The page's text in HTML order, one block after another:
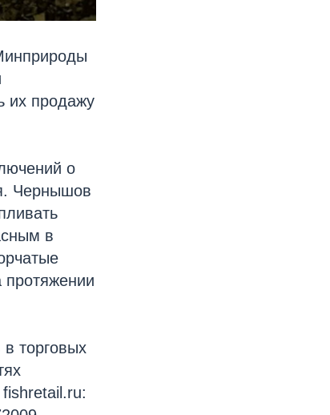
их продажу
о
Чернышов
в
торговых